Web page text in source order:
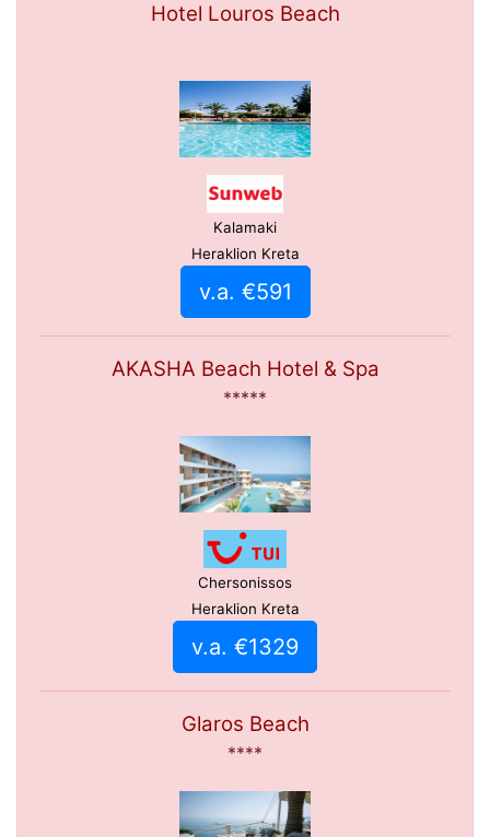
Hotel Louros Beach
Kalamaki
Heraklion Kreta
v.a. €591
AKASHA Beach Hotel & Spa
*****
Chersonissos
Heraklion Kreta
v.a. €1329
Glaros Beach
****